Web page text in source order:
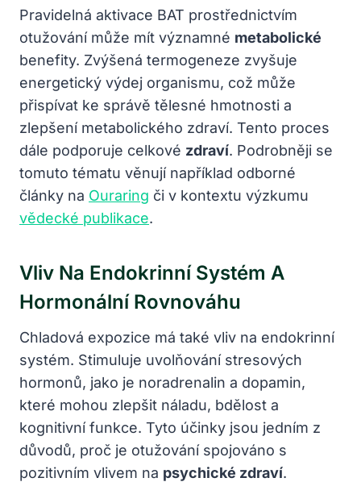
Pravidelná aktivace BAT prostřednictvím
otužování může mít významné metabolické
benefity. Zvýšená termogeneze zvyšuje
energetický výdej organismu, což může
přispívat ke správě tělesné hmotnosti a
zlepšení metabolického zdraví. Tento proces
dále podporuje celkové zdraví. Podrobněji se
tomuto tématu věnují například odborné
články na Ouraring či v kontextu výzkumu
vědecké publikace.
Vliv Na Endokrinní Systém A
Hormonální Rovnováhu
Chladová expozice má také vliv na endokrinní
systém. Stimuluje uvolňování stresových
hormonů, jako je noradrenalin a dopamin,
které mohou zlepšit náladu, bdělost a
kognitivní funkce. Tyto účinky jsou jedním z
důvodů, proč je otužování spojováno s
pozitivním vlivem na psychické zdraví.